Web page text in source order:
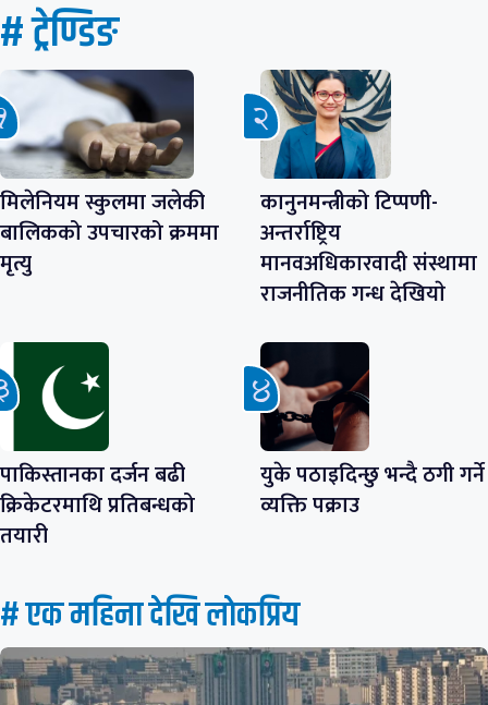
# ट्रेण्डिङ
मिलेनियम स्कुलमा जलेकी
बालिकको उपचारको क्रममा
मृत्यु
कानुनमन्त्रीको टिप्पणी-
अन्तर्राष्ट्रिय
मानवअधिकारवादी संस्थामा
राजनीतिक गन्ध देखियाे
पाकिस्तानका दर्जन बढी
क्रिकेटरमाथि प्रतिबन्धको
तयारी
युके पठाइदिन्छु भन्दै ठगी गर्ने
व्यक्ति पक्राउ
# एक महिना देखि लाेकप्रिय